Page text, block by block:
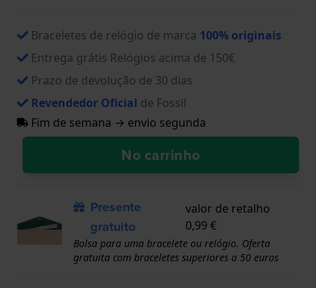
Braceletes de relógio de marca 100% originais
Entrega grátis Relógios acima de 150€
Prazo de devolução de 30 dias
Revendedor Oficial de Fossil
Fim de semana → envio segunda
No carrinho
Presente
gratuito
valor de retalho
0,99 €
Bolsa para uma bracelete ou relógio. Oferta
gratuita com braceletes superiores a 50 euros